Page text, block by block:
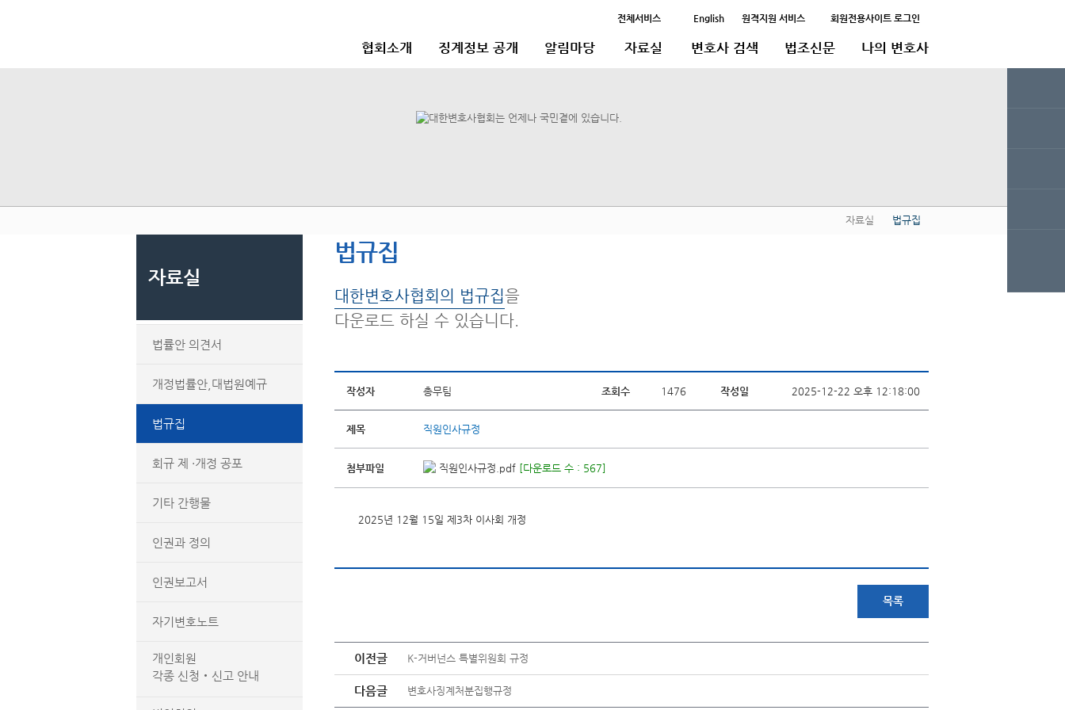
전체서비스 English 원격지원 서비스 회원전용사이트 로그인
협회소개 징계정보 공개 알림마당 자료실 변호사 검색 법조신문 나의 변호사
자료실 법규집
자료실
법률안 의견서
개정법률안,대법원예규
법규집
회규 제 ·개정 공포
기타 간행물
인권과 정의
인권보고서
자기변호노트
개인회원
각종 신청‧신고 안내
법규집
대한변호사협회의 법규집을
다운로드 하실 수 있습니다.
작성자 총무팀 조회수 1476 작성일 2025-12-22 오후 12:18:00
제목 직원인사규정
첨부파일 직원인사규정.pdf [다운로드 수 : 567]
2025년 12월 15일 제3차 이사회 개정
목록
이전글 K-거버넌스 특별위원회 규정
다음글 변호사징계처분집행규정